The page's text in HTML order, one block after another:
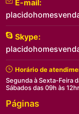
E-mail:
Skype:
Horário de
Segunda à Sexta-Feira
Sábados das 09h às
Páginas